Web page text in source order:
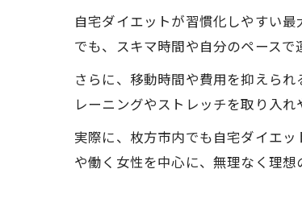
自宅ダイエットが習慣化しやすい
でも、スキマ時間や自分のペースで
さらに、移動時間や費用を抑えら
レーニングやストレッチを取り入
実際に、枚方市内でも自宅ダイエ
や働く女性を中心に、無理なく理想